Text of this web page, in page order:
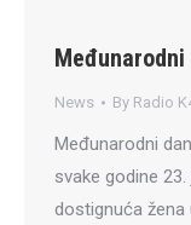
News By Radio
Međunarodni
svake godine
dostignuća žena